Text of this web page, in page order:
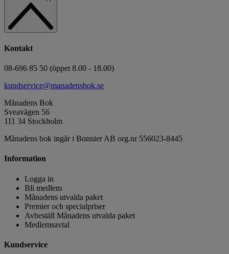
Kontakt
08-696 85 50 (öppet 8.00 - 18.00)
kundservice@manadensbok.se
Månadens Bok
Sveavägen 56
111 34 Stockholm
Månadens bok ingår i Bonnier AB org.nr 556023-8445
Information
Logga in
Bli medlem
Månadens utvalda paket
Premier och specialpriser
Avbeställ Månadens utvalda paket
Medlemsavtal
Kundservice